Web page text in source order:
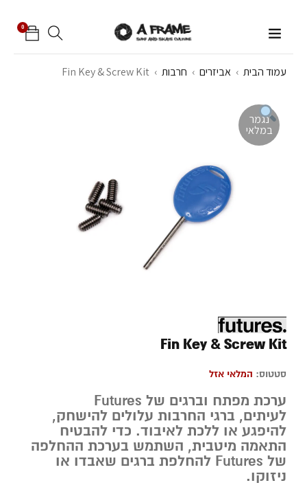
0
עמוד הבית › אביזרים › חרבות ›
Fin Key & Screw Kit
נגמר
במלאי
Fin Key & Screw Kit
סטטוס: המלאי אזל
ערכת מפתח וברגים של Futures
לעיתים, ברגי החרבות עלולים להישחק,
להיפגע או ללכת לאיבוד. כדי להבטיח
התאמה מיטבית, השתמש בערכת ההחלפה
של Futures להחלפת ברגים שאבדו או
ניזוקו.